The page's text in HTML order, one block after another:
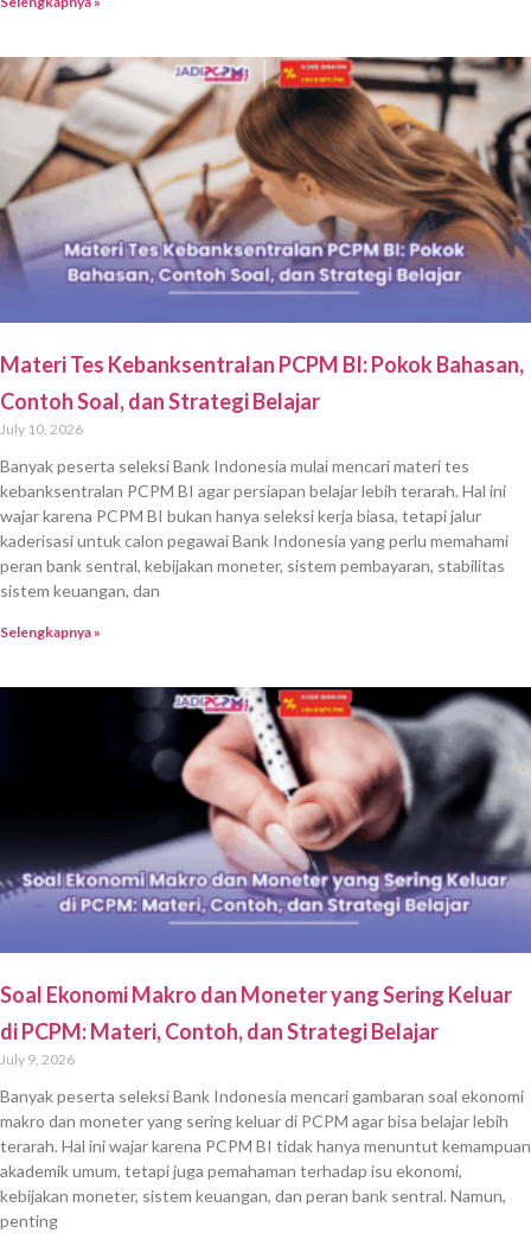
Materi Tes Kebanksentralan PCPM BI: Pokok Bahasan,
Contoh Soal, dan Strategi Belajar
July 10, 2026
Banyak peserta seleksi Bank Indonesia mulai mencari materi tes
kebanksentralan PCPM BI agar persiapan belajar lebih terarah. Hal ini
wajar karena PCPM BI bukan hanya seleksi kerja biasa, tetapi jalur
kaderisasi untuk calon pegawai Bank Indonesia yang perlu memahami
peran bank sentral, kebijakan moneter, sistem pembayaran, stabilitas
sistem keuangan, dan
Selengkapnya »
Soal Ekonomi Makro dan Moneter yang Sering Keluar
di PCPM: Materi, Contoh, dan Strategi Belajar
July 9, 2026
Banyak peserta seleksi Bank Indonesia mencari gambaran soal ekonomi
makro dan moneter yang sering keluar di PCPM agar bisa belajar lebih
terarah. Hal ini wajar karena PCPM BI tidak hanya menuntut kemampuan
akademik umum, tetapi juga pemahaman terhadap isu ekonomi,
kebijakan moneter, sistem keuangan, dan peran bank sentral. Namun,
penting